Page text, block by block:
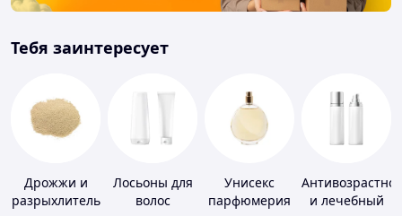
Тебя заинтересует
Дрожжи и
разрыхлитель
Лосьоны для
волос
Унисекс
парфюмерия
и лечебный